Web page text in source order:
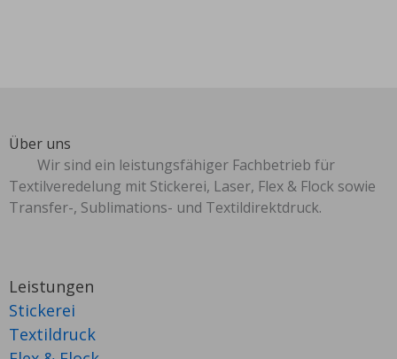
Über uns
Wir sind ein leistungsfähiger Fachbetrieb für
Textilveredelung mit Stickerei, Laser, Flex & Flock sowie
Transfer-, Sublimations- und Textildirektdruck.
Leistungen
Stickerei
Textildruck